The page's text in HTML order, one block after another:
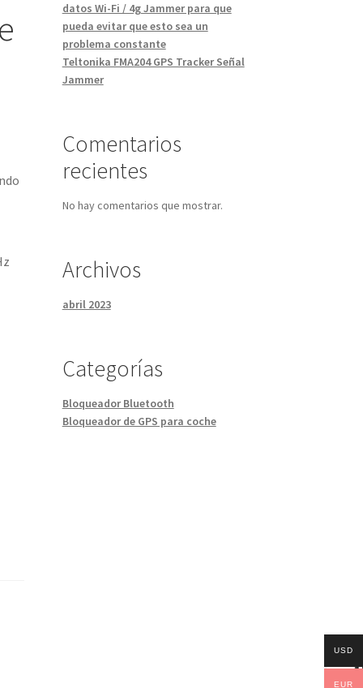
datos Wi-Fi / 4g Jammer para que
pueda evitar que esto sea un
problema constante
Teltonika FMA204 GPS Tracker Señal
Jammer
Comentarios
recientes
No hay comentarios que mostrar.
Archivos
abril 2023
Categorías
Bloqueador Bluetooth
Bloqueador de GPS para coche
USD
EUR